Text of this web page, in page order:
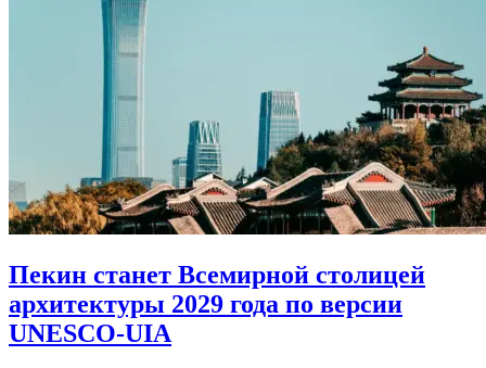
Пекин станет Всемирной столицей
архитектуры 2029 года по версии
UNESCO-UIA